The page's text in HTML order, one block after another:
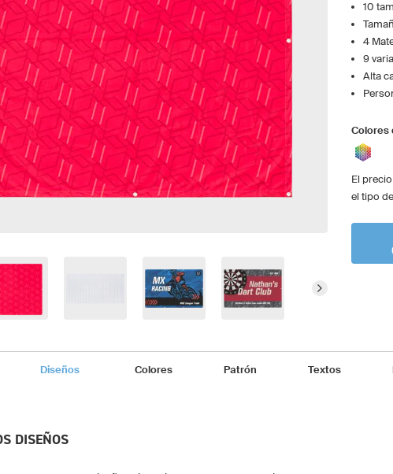
10
4
9
Alta
Colores
El
el tipo
Diseños Colores Patrón Textos
DISEÑOS